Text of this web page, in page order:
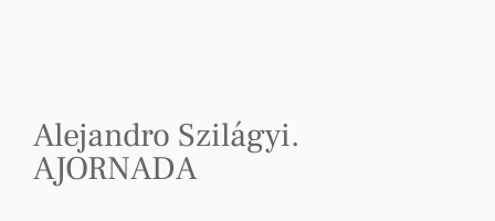
Alejandro Szilágyi.
AJORNADA